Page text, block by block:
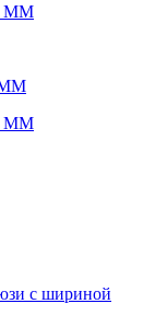
ММ
ММ
ММ
с шириной